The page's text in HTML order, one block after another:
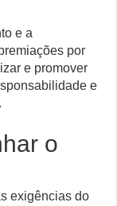
e a
por
e promover
e
o
exigências do